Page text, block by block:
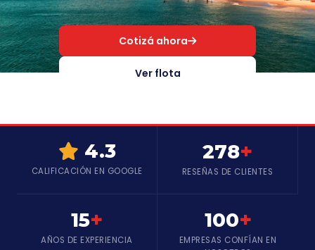
Cotizá ahora
Ver flota
4.3
CALIFICACIÓN EN GOOGLE
278+
RESEÑAS DE CLIENTES
15+
AÑOS DE EXPERIENCIA
100+
EMPRESAS CONFÍAN EN